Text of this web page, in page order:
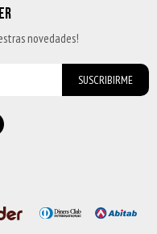
novedades!
SUSCRIBIRME